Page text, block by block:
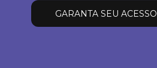
GARANTA SEU ACESSO